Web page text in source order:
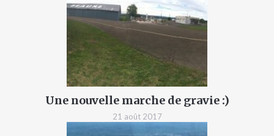
Une nouvelle marche de gravie :)
21 août 2017